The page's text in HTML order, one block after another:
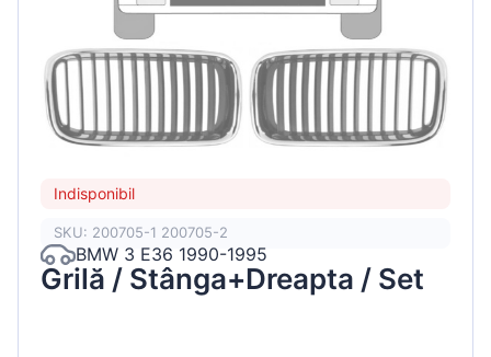
Indisponibil
SKU: 200705-1 200705-2
BMW 3 E36 1990-1995
Grilă / Stânga+Dreapta / Set